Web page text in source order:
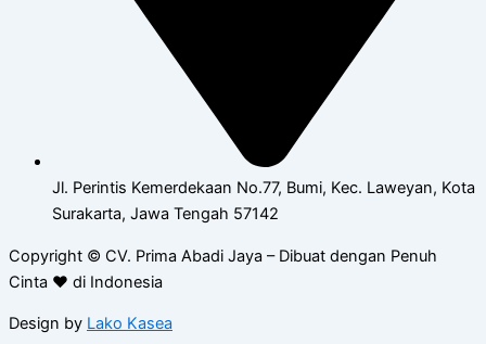
Jl. Perintis Kemerdekaan No.77, Bumi, Kec. Laweyan, Kota
Surakarta, Jawa Tengah 57142
Copyright © CV. Prima Abadi Jaya – Dibuat dengan Penuh
Cinta ❤ di Indonesia
Design by Lako Kasea